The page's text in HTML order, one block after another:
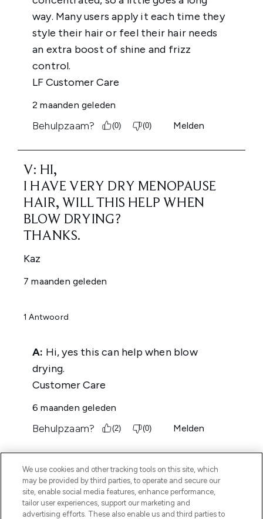
We use cookies and other tracking tools on this site, which
may be provided by third parties, to operate and secure our
site, enable social media features, enhance performance,
tailor user experiences, support our marketing and
advertising efforts. These also enable us and third parties to